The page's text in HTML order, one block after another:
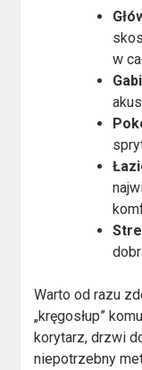
w
Warto od razu
„kręgosłup”
korytarz, drzwi
niepotrzebny